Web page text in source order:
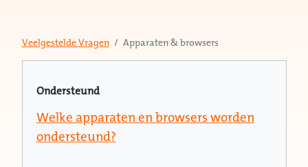
Veelgestelde Vragen Apparaten & browsers
Ondersteund
Welke apparaten en browsers worden
ondersteund?